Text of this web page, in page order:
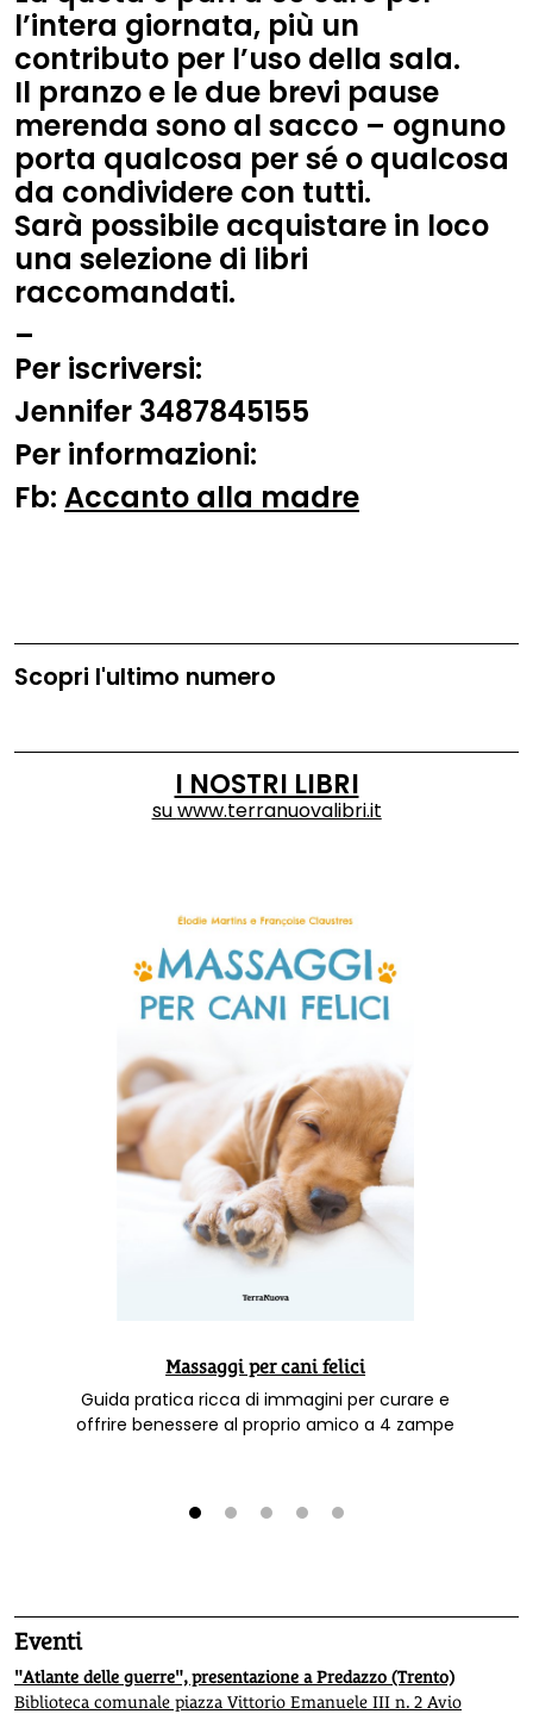
l’intera giornata, più un
contributo per l’uso della sala.
Il pranzo e le due brevi pause
merenda sono al sacco – ognuno
porta qualcosa per sé o qualcosa
da condividere con tutti.
Sarà possibile acquistare in loco
una selezione di libri
raccomandati.
–
Per iscriversi:
Jennifer 3487845155
Per informazioni:
Fb: Accanto alla madre
Scopri l'ultimo numero
I NOSTRI LIBRI
suwww.terranuovalibri.it
Massaggi per cani felici
Guida pratica ricca di immagini per curare e
offrire benessere al proprio amico a 4 zampe
Eventi
"Atlante delle guerre", presentazione a Predazzo (Trento)
Biblioteca comunale piazza Vittorio Emanuele III n. 2 Avio